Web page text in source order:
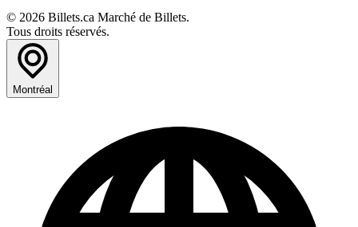
© 2026 Billets.ca Marché de Billets.
Tous droits réservés.
Montréal